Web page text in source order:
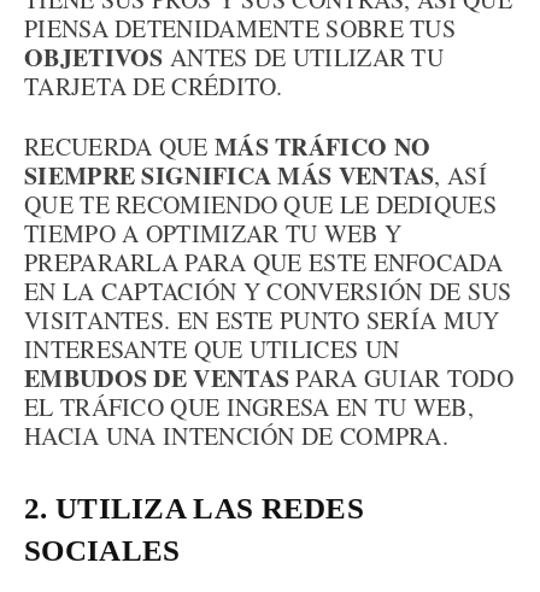
PIENSA DETENIDAMENTE SOBRE TUS
OBJETIVOS ANTES DE UTILIZAR TU
TARJETA DE CRÉDITO.
RECUERDA QUE MÁS TRÁFICO NO
SIEMPRE SIGNIFICA MÁS VENTAS, ASÍ
QUE TE RECOMIENDO QUE LE DEDIQUES
TIEMPO A OPTIMIZAR TU WEB Y
PREPARARLA PARA QUE ESTE ENFOCADA
EN LA CAPTACIÓN Y CONVERSIÓN DE SUS
VISITANTES. EN ESTE PUNTO SERÍA MUY
INTERESANTE QUE UTILICES UN
EMBUDOS DE VENTASPARA GUIAR TODO
EL TRÁFICO QUE INGRESA EN TU WEB,
HACIA UNA INTENCIÓN DE COMPRA.
2. UTILIZA LAS REDES
SOCIALES